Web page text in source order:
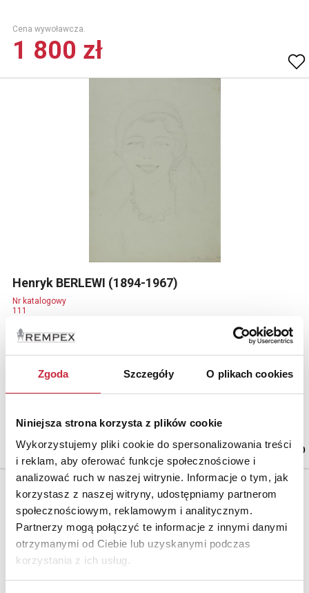
Zgoda Szczegóły O plikach cookies
Niniejsza strona korzysta z plików cookie
Wykorzystujemy pliki cookie do spersonalizowania treści
i reklam, aby oferować funkcje społecznościowe i
analizować ruch w naszej witrynie. Informacje o tym, jak
korzystasz z naszej witryny, udostępniamy partnerom
społecznościowym, reklamowym i analitycznym.
Partnerzy mogą połączyć te informacje z innymi danymi
otrzymanymi od Ciebie lub uzyskanymi podczas
korzystania z ich usług.
Cena wywoławcza.
1 800 zł
Henryk BERLEWI (1894-1967)
Nr katalogowy
111
Śmiejąca się dziewczyna
Cena wywoławcza.
2 000 zł